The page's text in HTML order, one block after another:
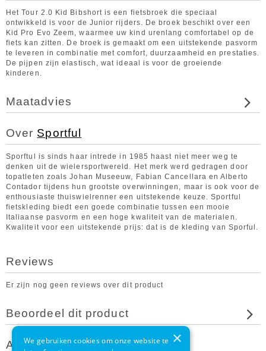
Het Tour 2.0 Kid Bibshort is een fietsbroek die speciaal
ontwikkeld is voor de Junior rijders. De broek beschikt over een
Kid Pro Evo Zeem, waarmee uw kind urenlang comfortabel op de
fiets kan zitten. De broek is gemaakt om een uitstekende pasvorm
te leveren in combinatie met comfort, duurzaamheid en prestaties.
De pijpen zijn elastisch, wat ideaal is voor de groeiende
kinderen.
Maatadvies
Over Sportful
Sporftul is sinds haar intrede in 1985 haast niet meer weg te
denken uit de wielersportwereld. Het merk werd gedragen door
topatleten zoals Johan Museeuw, Fabian Cancellara en Alberto
Contador tijdens hun grootste overwinningen, maar is ook voor de
enthousiaste thuiswielrenner een uitstekende keuze. Sportful
fietskleding biedt een goede combinatie tussen een mooie
Italiaanse pasvorm en een hoge kwaliteit van de materialen.
Kwaliteit voor een uitstekende prijs: dat is de kleding van Sporful.
Reviews
Er zijn nog geen reviews over dit product
Beoordeel dit product
Andere klanten bekeken ook ×
We gebruiken cookies om onze website te